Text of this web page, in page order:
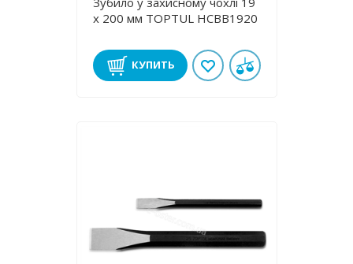
х 200 мм TOPTUL HCBB1920
КУПИТЬ